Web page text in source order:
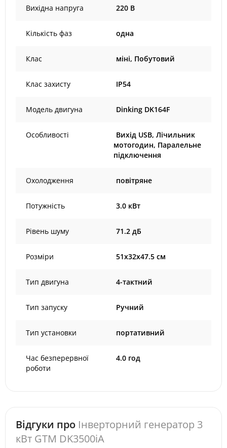
Вихідна напруга 220 В
Кількість фаз одна
Клас міні, Побутовий
Клас захисту IP54
Модель двигуна Dinking DK164F
Особливості
Вихід USB, Лічильник
мотогодин, Паралельне
підключення
Охолодження повітряне
Потужність 3.0 кВт
Рівень шуму 71.2 дБ
Розміри 51x32x47.5 см
Тип двигуна 4-тактний
Тип запуску Ручний
Тип установки портативний
Час безперервної
роботи
4.0 год
Відгуки про Інверторний генератор 3
кВт GTM DK3500iA